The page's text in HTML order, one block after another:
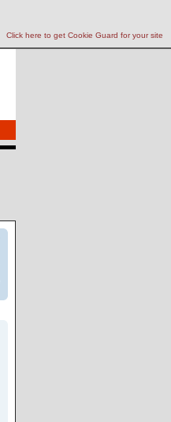
Click here to get Cookie Guard for your site